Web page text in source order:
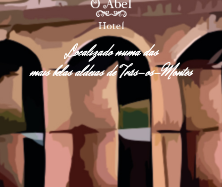
Localizado numa das
mais belas aldeias de Trás-os-Montes